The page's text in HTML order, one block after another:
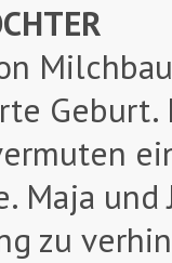
Geburt.
Maja
zu